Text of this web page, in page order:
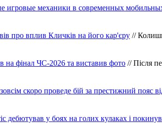
игровые механики в современных
про вплив Кличків на його кар'єру //
на фінал ЧС-2026 та виставив фото // Після
скоро проведе бій за престижний пояс
дебютував у боях на голих кулаках і